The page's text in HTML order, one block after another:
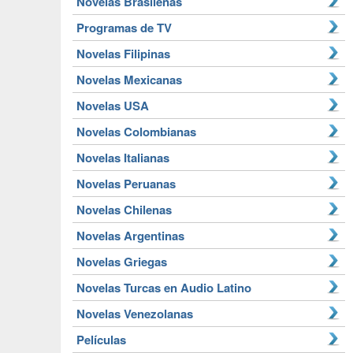
Programas de TV
Novelas Filipinas
Novelas Mexicanas
Novelas USA
Novelas Colombianas
Novelas Italianas
Novelas Peruanas
Novelas Chilenas
Novelas Argentinas
Novelas Griegas
Novelas Turcas en Audio Latino
Novelas Venezolanas
Películas